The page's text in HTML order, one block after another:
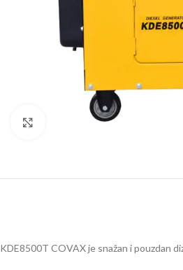
Click to enlarge
KDE8500T COVAX je snažan i pouzdan